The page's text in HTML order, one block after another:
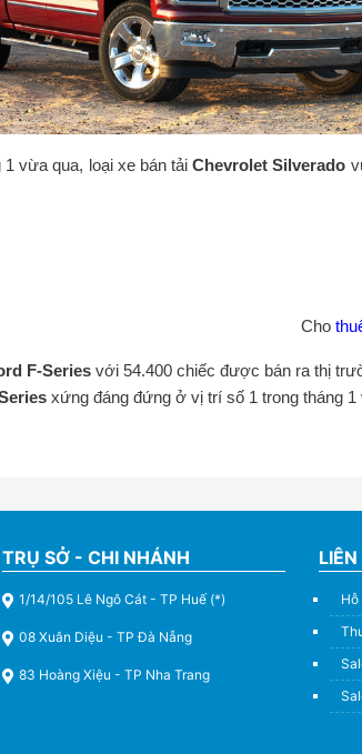
vừa qua, loại xe bán tảiChevrolet Silverado
Cho
F-Series với 54.400 chiếc được bán ra thị
xứng đáng đứng ở vị trí số 1 trong tháng 1
TRỤ SỞ - CHI NHÁNH
1/14/105 Lê Ngô Cát - TP Huế (*)
08 Xuân Diệu - TP Đà Nẵng
83 Hoàng Xiệu - TP Nha Trang